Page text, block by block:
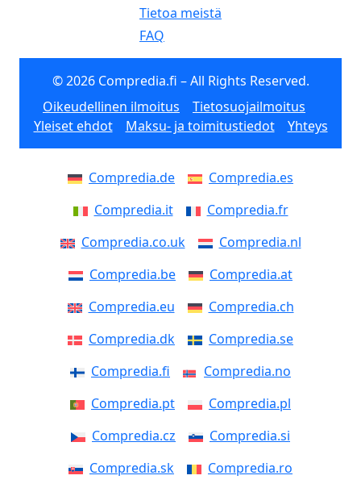
Tietoa meistä
FAQ
© 2026 Compredia.fi – All Rights Reserved.
Oikeudellinen ilmoitus
Tietosuojailmoitus
Yleiset ehdot
Maksu- ja toimitustiedot Yhteys
Compredia.de
Compredia.es
Compredia.it
Compredia.fr
Compredia.co.uk
Compredia.nl
Compredia.be
Compredia.at
Compredia.eu
Compredia.ch
Compredia.dk
Compredia.se
Compredia.fi
Compredia.no
Compredia.pt
Compredia.pl
Compredia.cz
Compredia.si
Compredia.sk
Compredia.ro